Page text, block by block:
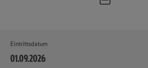
Eintrittsdatum
01.09.2026